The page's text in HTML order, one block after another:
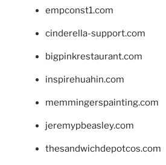
empconst1.com
cinderella-support.com
bigpinkrestaurant.com
inspirehuahin.com
memmingerspainting.com
jeremypbeasley.com
thesandwichdepotcos.com